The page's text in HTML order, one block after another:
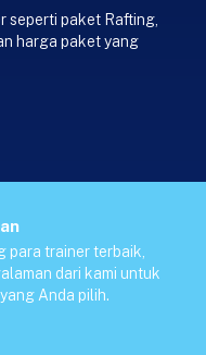
seperti paket Rafting,
harga paket yang
para trainer terbaik,
dari kami untuk
Anda pilih.